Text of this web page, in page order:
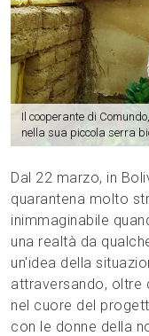
Il cooperante di
nella sua piccola serra
Dal 22 marzo, in
quarantena molto
inimmaginabile
una realtà da
un'idea della
attraversando, oltre
nel cuore del
con le donne della